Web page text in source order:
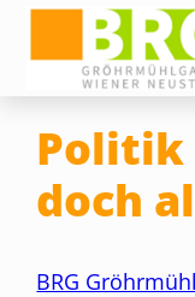
Inhalt
springen
Politik
doch
BRG